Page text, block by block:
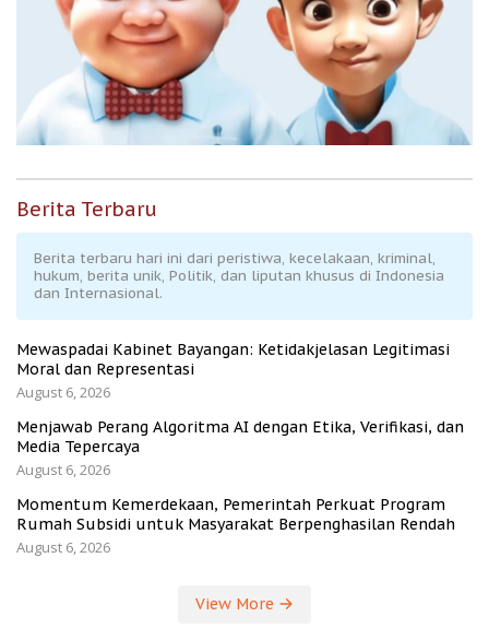
Berita Terbaru
Berita terbaru hari ini dari peristiwa, kecelakaan, kriminal,
hukum, berita unik, Politik, dan liputan khusus di Indonesia
dan Internasional.
Mewaspadai Kabinet Bayangan: Ketidakjelasan Legitimasi
Moral dan Representasi
August 6, 2026
Menjawab Perang Algoritma AI dengan Etika, Verifikasi, dan
Media Tepercaya
August 6, 2026
Momentum Kemerdekaan, Pemerintah Perkuat Program
Rumah Subsidi untuk Masyarakat Berpenghasilan Rendah
August 6, 2026
View More